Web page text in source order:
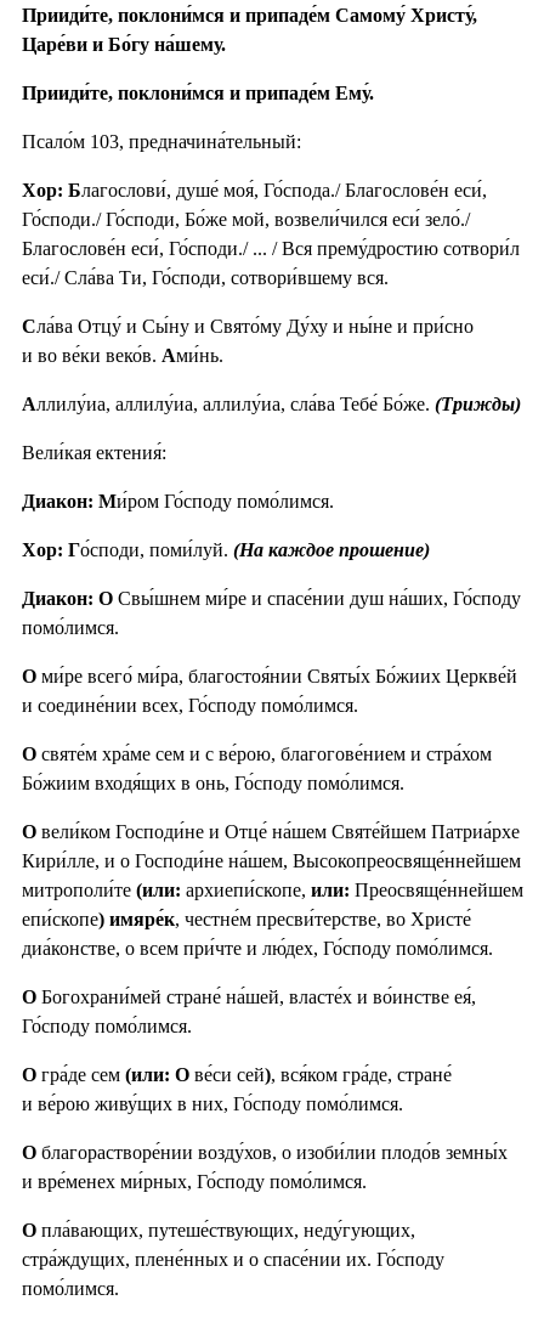
Прииди́те, поклони́мся и припаде́м Самому́ Христу́,
Царе́ви и Бо́гу на́шему.
Прииди́те, поклони́мся и припаде́м Ему́.
Псало́м 103, предначина́тельный:
Хор: Благослови́, душе́ моя́, Го́спода./ Благослове́н еси́,
Го́споди./ Го́споди, Бо́же мой, возвели́чился еси́ зело́./
Благослове́н еси́, Го́споди./ ... / Вся прему́дростию сотвори́л
еси́./ Сла́ва Ти, Го́споди, сотвори́вшему вся.
Сла́ва Отцу́ и Сы́ну и Свято́му Ду́ху и ны́не и при́сно
и во ве́ки веко́в. Ами́нь.
Аллилу́иа, аллилу́иа, аллилу́иа, сла́ва Тебе́ Бо́же. (Трижды)
Вели́кая ектения́:
Диакон: Ми́ром Го́споду помо́лимся.
Хор: Го́споди, поми́луй. (На каждое прошение)
Диакон: О Свы́шнем ми́ре и спасе́нии душ на́ших, Го́споду
помо́лимся.
О ми́ре всего́ ми́ра, благостоя́нии Святы́х Бо́жиих Церкве́й
и соедине́нии всех, Го́споду помо́лимся.
О святе́м хра́ме сем и с ве́рою, благогове́нием и стра́хом
Бо́жиим входя́щих в онь, Го́споду помо́лимся.
О вели́ком Господи́не и Отце́ на́шем Святе́йшем Патриа́рхе
Кири́лле, и о Господи́не на́шем, Высокопреосвяще́ннейшем
митрополи́те (или: архиепи́скопе, или: Преосвяще́ннейшем
епи́скопе) имяре́к, честне́м пресви́терстве, во Христе́
диа́констве, о всем при́чте и лю́дех, Го́споду помо́лимся.
О Богохрани́мей стране́ на́шей, власте́х и во́инстве ея́,
Го́споду помо́лимся.
О гра́де сем (или: О ве́си сей), вся́ком гра́де, стране́
и ве́рою живу́щих в них, Го́споду помо́лимся.
О благорастворе́нии возду́хов, о изоби́лии плодо́в земны́х
и вре́менех ми́рных, Го́споду помо́лимся.
О пла́вающих, путеше́ствующих, неду́гующих,
стра́ждущих, плене́нных и о спасе́нии их. Го́споду
помо́лимся.